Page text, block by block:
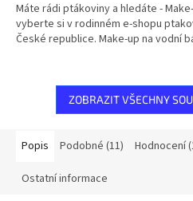
Máte rádi ptákoviny a hledáte -
vyberte si v rodinném e-shopu
České republice. Make-up na vodní
ZOBRAZIT VŠECHNY
Popis Podobné (11) Hodnocení
Ostatní informace